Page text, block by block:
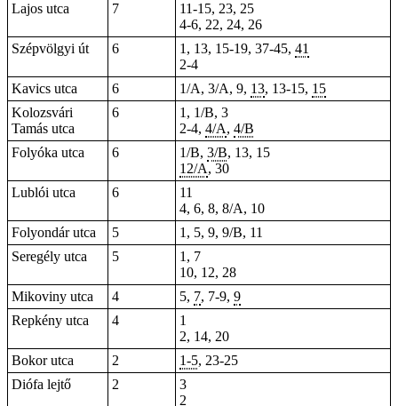
Lajos utca
7 11-15, 23, 25
4-6, 22, 24, 26
Szépvölgyi út
6 1 , 13, 15-19, 37-45, 41
2-4
Kavics utca
6 1/A, 3/A, 9, 13, 13-15, 15
Kolozsvári
Tamás utca
6
1, 1/B, 3
2-4, 4/A, 4/B
Folyóka utca
6 1/B, 3/B, 13, 15
12/A, 30
Lublói utca
6
11
4, 6, 8, 8/A, 10
Folyondár utca
5
1, 5, 9, 9/B, 11
Seregély utca
5
1, 7
10, 12, 28
Mikoviny utca
4 5, 7, 7-9, 9
Repkény utca
4
1
2, 14, 20
Bokor utca
2 1-5, 23-25
Diófa lejtő
2
3
2